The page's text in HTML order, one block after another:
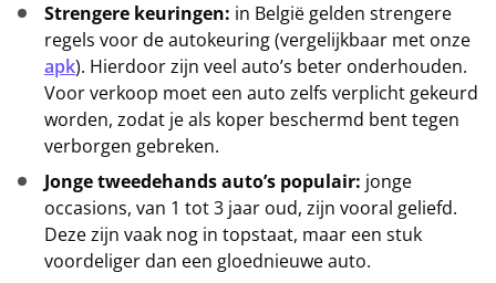
Strengere keuringen: in België gelden strengere
regels voor de autokeuring (vergelijkbaar met onze
apk). Hierdoor zijn veel auto’s beter onderhouden.
Voor verkoop moet een auto zelfs verplicht gekeurd
worden, zodat je als koper beschermd bent tegen
verborgen gebreken.
Jonge tweedehands auto’s populair: jonge
occasions, van 1 tot 3 jaar oud, zijn vooral geliefd.
Deze zijn vaak nog in topstaat, maar een stuk
voordeliger dan een gloednieuwe auto.